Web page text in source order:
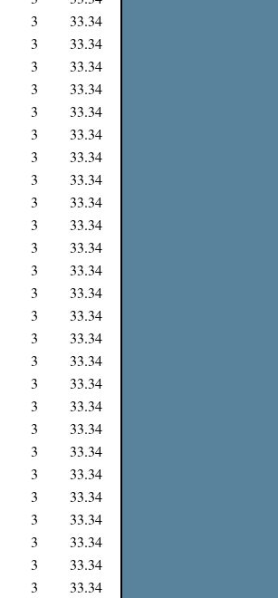
3
33.34
3
33.34
3
33.34
3
33.34
3
33.34
3
33.34
3
33.34
3
33.34
3
33.34
3
33.34
3
33.34
3
33.34
3
33.34
3
33.34
3
33.34
3
33.34
3
33.34
3
33.34
3
33.34
3
33.34
3
33.34
3
33.34
3
33.34
3
33.34
3
33.34
3
33.34